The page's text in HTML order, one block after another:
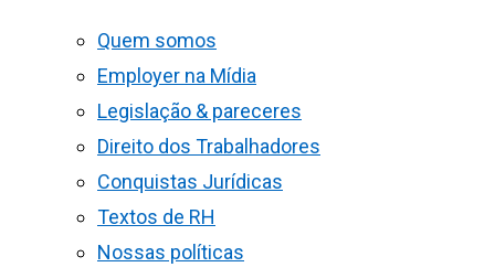
Quem somos
Employer na Mídia
Legislação & pareceres
Direito dos Trabalhadores
Conquistas Jurídicas
Textos de RH
Nossas políticas